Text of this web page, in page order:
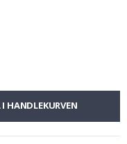
I HANDLEKURVEN